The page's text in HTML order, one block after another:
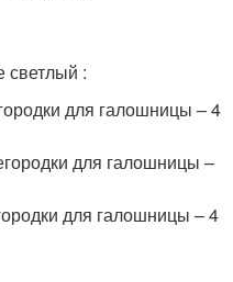
светлый :
для галошницы – 4
для галошницы –
для галошницы – 4